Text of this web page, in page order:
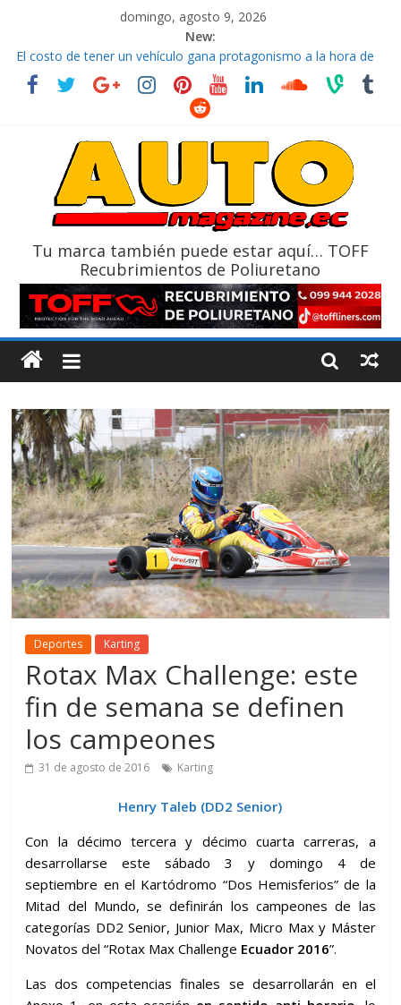
domingo, agosto 9, 2026
New:
La FEDAK recibe 12 Sinotruk Bolden para cubrir las rutas de La
Vuelta
El costo de tener un vehículo gana protagonismo a la hora de
¿Qué puede pasar con tu vehículo si permanece varios días sin
La Vuelta al Ecuador 2026, edición 47ª, recorre 7 provincias en 8
Tu marca también puede estar aquí… TOFF
Recubrimientos de Poliuretano
Deportes Karting
Rotax Max Challenge: este
fin de semana se definen
los campeones
31 de agosto de 2016 Karting
Henry Taleb (DD2 Senior)
Con la décimo tercera y décimo cuarta carreras, a
desarrollarse este sábado 3 y domingo 4 de
septiembre en el Kartódromo “Dos Hemisferios” de la
Mitad del Mundo, se definirán los campeones de las
categorías DD2 Senior, Junior Max, Micro Max y Máster
Novatos del “Rotax Max Challenge Ecuador 2016”.
Las dos competencias finales se desarrollarán en el